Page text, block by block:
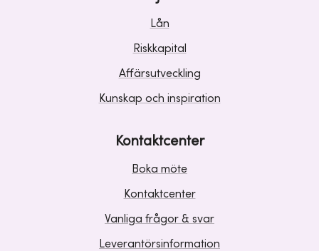
Lån
Riskkapital
Affärsutveckling
Kunskap och inspiration
Kontaktcenter
Boka möte
Kontaktcenter
Vanliga frågor & svar
Leverantörsinformation